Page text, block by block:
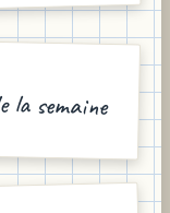
la semaine